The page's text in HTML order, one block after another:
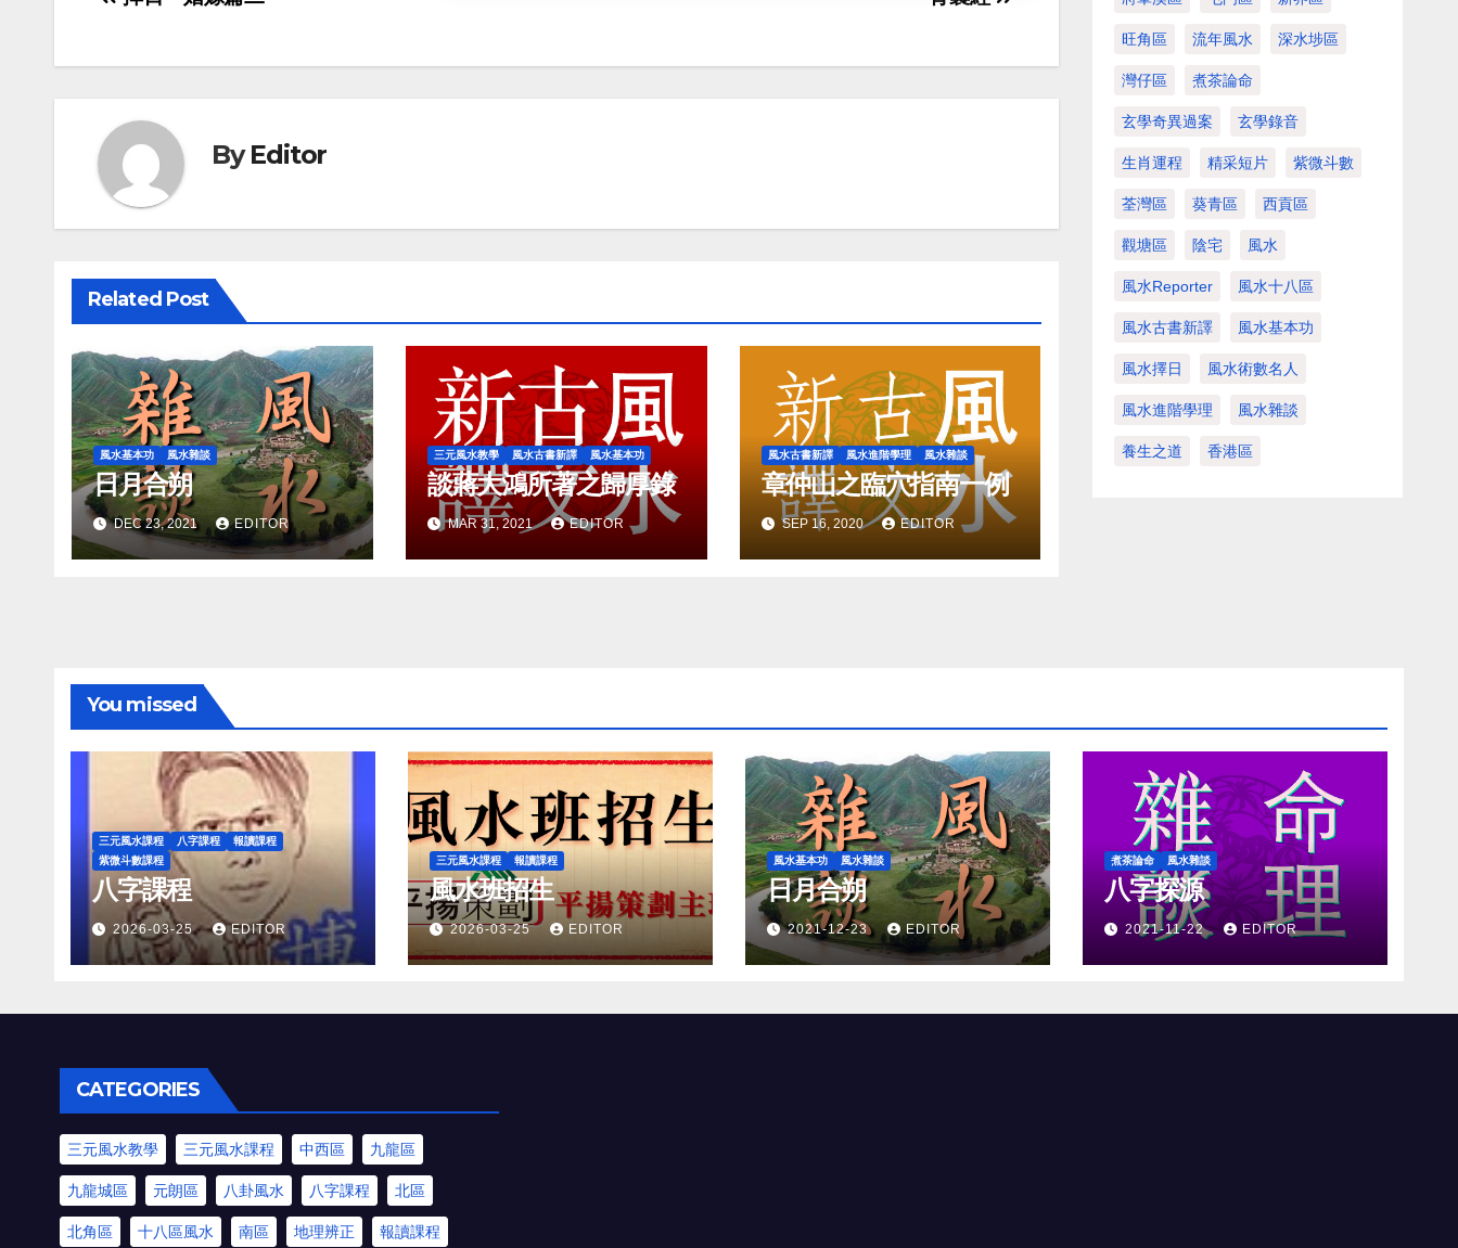
ByEditor
Related Post
風水基本功 風水雜談
日月合朔
DEC 23, 2021 EDITOR
三元風水教學 風水古書新譯 風水基本功
談蔣大鴻所著之歸厚錄
MAR 31, 2021 EDITOR
風水古書新譯 風水進階學理 風水雜談
章仲山之臨穴指南一例
SEP 16, 2020 EDITOR
旺角區 流年風水 深水埗區
灣仔區 煮茶論命
玄學奇異過案 玄學錄音
生肖運程 精采短片 紫微斗數
荃灣區 葵青區 西貢區
觀塘區 陰宅 風水
風水Reporter 風水十八區
風水古書新譯 風水基本功
風水擇日 風水術數名人
風水進階學理 風水雜談
養生之道 香港區
You missed
三元風水課程 八字課程
報讀課程
紫微斗數課程
八字課程
2026-03-25 EDITOR
三元風水課程 報讀課程
風水班招生
2026-03-25 EDITOR
風水基本功 風水雜談
日月合朔
2021-12-23 EDITOR
煮茶論命 風水雜談
八字探源
2021-11-22 EDITOR
CATEGORIES
三元風水教學 三元風水課程 中西區 九龍區
九龍城區 元朗區 八卦風水 八字課程 北區
北角區 十八區風水 南區 地理辨正 報讀課程